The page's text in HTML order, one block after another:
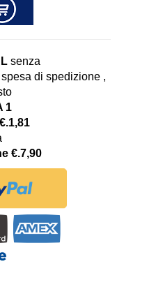
senza
spesa di spedizione ,
1
€.7,90